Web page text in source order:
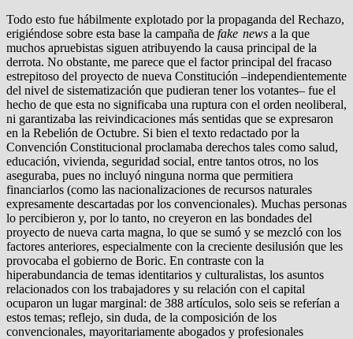
Todo esto fue hábilmente explotado por la propaganda del Rechazo,
erigiéndose sobre esta base la campaña de fake news a la que
muchos apruebistas siguen atribuyendo la causa principal de la
derrota. No obstante, me parece que el factor principal del fracaso
estrepitoso del proyecto de nueva Constitución –independientemente
del nivel de sistematización que pudieran tener los votantes– fue el
hecho de que esta no significaba una ruptura con el orden neoliberal,
ni garantizaba las reivindicaciones más sentidas que se expresaron
en la Rebelión de Octubre. Si bien el texto redactado por la
Convención Constitucional proclamaba derechos tales como salud,
educación, vivienda, seguridad social, entre tantos otros, no los
aseguraba, pues no incluyó ninguna norma que permitiera
financiarlos (como las nacionalizaciones de recursos naturales
expresamente descartadas por los convencionales). Muchas personas
lo percibieron y, por lo tanto, no creyeron en las bondades del
proyecto de nueva carta magna, lo que se sumó y se mezcló con los
factores anteriores, especialmente con la creciente desilusión que les
provocaba el gobierno de Boric. En contraste con la
hiperabundancia de temas identitarios y culturalistas, los asuntos
relacionados con los trabajadores y su relación con el capital
ocuparon un lugar marginal: de 388 artículos, solo seis se referían a
estos temas; reflejo, sin duda, de la composición de los
convencionales, mayoritariamente abogados y profesionales